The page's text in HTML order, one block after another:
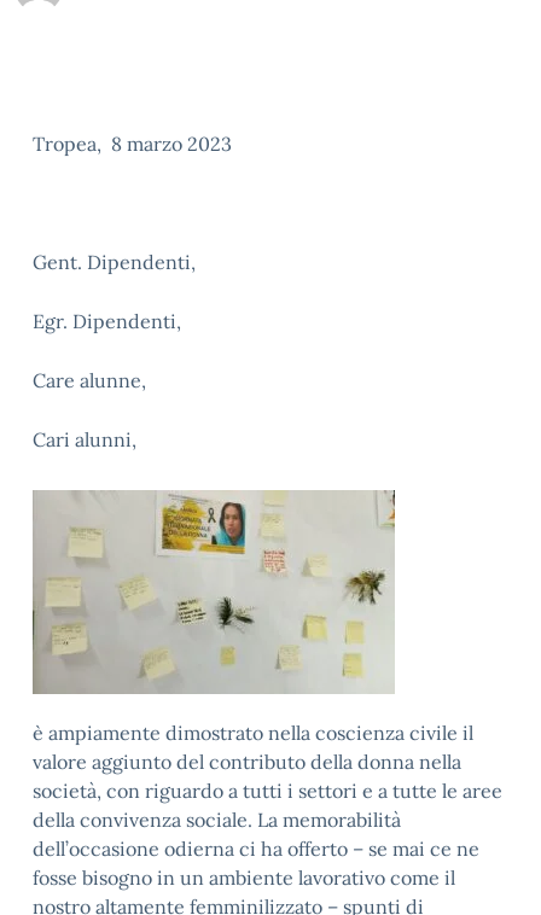
Tropea, 8 marzo 2023
Gent. Dipendenti,
Egr. Dipendenti,
Care alunne,
Cari alunni,
è ampiamente dimostrato nella coscienza civile il
valore aggiunto del contributo della donna nella
società, con riguardo a tutti i settori e a tutte le aree
della convivenza sociale. La memorabilità
dell’occasione odierna ci ha offerto – se mai ce ne
fosse bisogno in un ambiente lavorativo come il
nostro altamente femminilizzato – spunti di